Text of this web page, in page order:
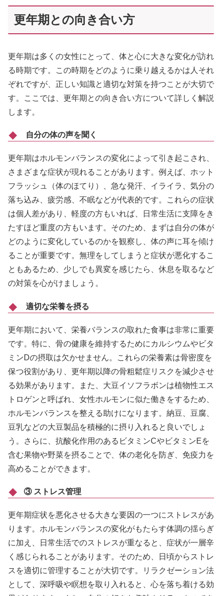
更年期との向き合い方
更年期は多くの女性にとって、体と心に大きな変化が訪れ
る時期です。この時期をどのように乗り越えるかは人それ
ぞれですが、正しい知識と適切な対策を持つことが大切で
す。ここでは、更年期との向き合い方について詳しく解説
します。
自分の体の声を聞く
更年期はホルモンバランスの変化によって引き起こされ、
さまざまな症状が現れることがあります。例えば、ホット
フラッシュ（体のほてり）、急な発汗、イライラ、気分の
落ち込み、疲労感、不眠などが代表的です。これらの症状
は個人差があり、軽度の方もいれば、日常生活に支障をき
たすほど重度の方もいます。そのため、まずは自分の体が
どのように変化しているのかを観察し、体の声に耳を傾け
ることが重要です。無理をしてしまうと症状が悪化するこ
ともあるため、少しでも異変を感じたら、休息を取るなど
の対策を心がけましょう。
適切な栄養を摂る
更年期において、栄養バランスの取れた食事は非常に重要
です。特に、骨の健康を維持するためにカルシウムやビタ
ミンDの摂取は欠かせません。これらの栄養素は骨密度を
保つ役割があり、更年期以降の骨粗鬆症リスクを減少させ
る効果があります。また、大豆イソフラボンは植物性エス
トロゲンと呼ばれ、女性ホルモンに似た働きをするため、
ホルモンバランスを整える助けになります。納豆、豆腐、
豆乳などの大豆製品を積極的に摂り入れると良いでしょ
う。さらに、抗酸化作用のあるビタミンCやビタミンEを
含む果物や野菜を摂ることで、体の老化を防ぎ、免疫力を
高めることができます。
③ ストレス管理
更年期症状を悪化させる大きな要因の一つにストレスがあ
ります。ホルモンバランスの変化がもたらす体調の揺らぎ
に加え、日常生活でのストレスが重なると、症状が一層辛
く感じられることがあります。そのため、日頃からストレ
スを適切に管理することが大切です。リラクゼーション法
として、深呼吸や瞑想を取り入れると、心を落ち着ける効